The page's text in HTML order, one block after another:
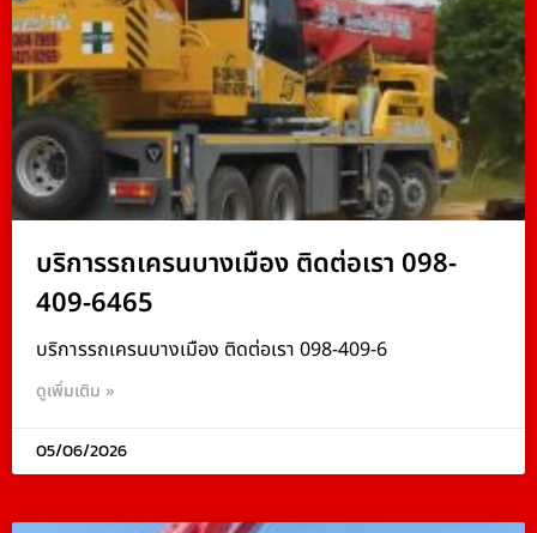
บริการรถเครนบางเมือง ติดต่อเรา 098-
409-6465
บริการรถเครนบางเมือง ติดต่อเรา 098-409-6
ดูเพิ่มเติม »
05/06/2026